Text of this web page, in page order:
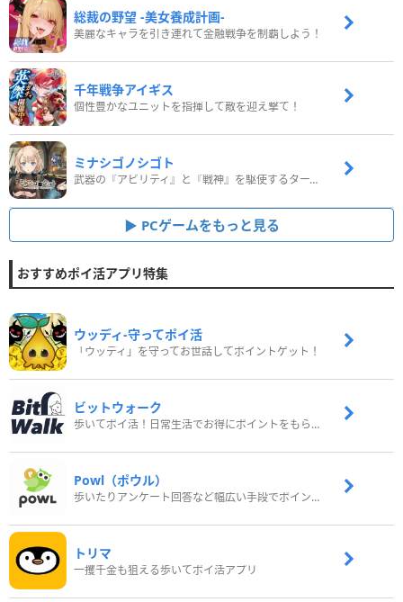
総裁の野望 -美女養成計画-
美麗なキャラを引き連れて金融戦争を制覇しよう！
千年戦争アイギス
個性豊かなユニットを指揮して敵を迎え撃て！
ミナシゴノシゴト
武器の『アビリティ』と『戦神』を駆使するターン制コマンドバトルRPG！
PCゲームをもっと見る
おすすめポイ活アプリ特集
ウッディ‐守ってポイ活
「ウッディ」を守ってお世話してポイントゲット！
ビットウォーク
歩いてポイ活！日常生活でお得にポイントをもらおう
Powl（ポウル）
歩いたりアンケート回答など幅広い手段でポイントをゲット
トリマ
一攫千金も狙える歩いてポイ活アプリ